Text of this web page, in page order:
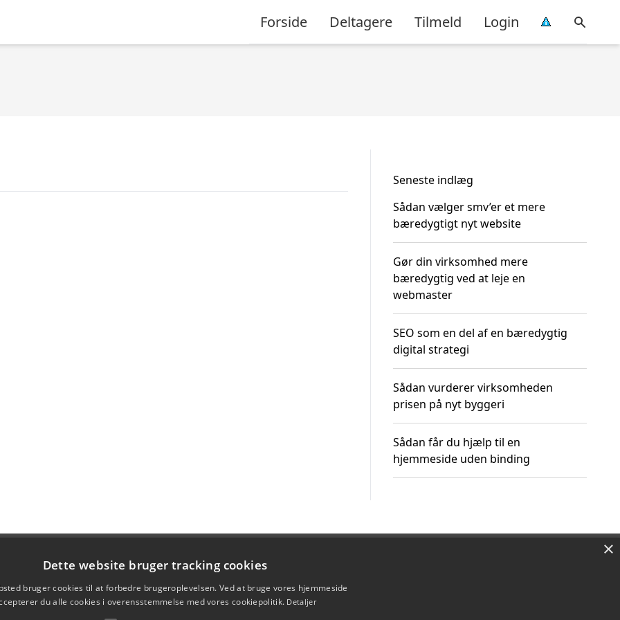
Forside Deltagere Tilmeld Login
Seneste indlæg
Sådan vælger smv’er et mere
bæredygtigt nyt website
Gør din virksomhed mere
bæredygtig ved at leje en
webmaster
SEO som en del af en bæredygtig
digital strategi
Sådan vurderer virksomheden
prisen på nyt byggeri
Sådan får du hjælp til en
hjemmeside uden binding
×
Dette website bruger tracking cookies
bruger cookies til at forbedre brugeroplevelsen. Ved at bruge vores hjemmeside
du alle cookies i overensstemmelse med vores cookiepolitik. Detaljer